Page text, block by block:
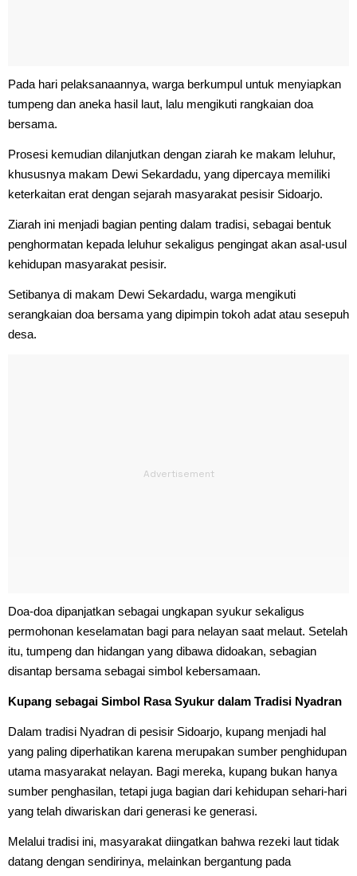
Pada hari pelaksanaannya, warga berkumpul untuk menyiapkan
tumpeng dan aneka hasil laut, lalu mengikuti rangkaian doa
bersama.
Prosesi kemudian dilanjutkan dengan ziarah ke makam leluhur,
khususnya makam Dewi Sekardadu, yang dipercaya memiliki
keterkaitan erat dengan sejarah masyarakat pesisir Sidoarjo.
Ziarah ini menjadi bagian penting dalam tradisi, sebagai bentuk
penghormatan kepada leluhur sekaligus pengingat akan asal-usul
kehidupan masyarakat pesisir.
Setibanya di makam Dewi Sekardadu, warga mengikuti
serangkaian doa bersama yang dipimpin tokoh adat atau sesepuh
desa.
Doa-doa dipanjatkan sebagai ungkapan syukur sekaligus
permohonan keselamatan bagi para nelayan saat melaut. Setelah
itu, tumpeng dan hidangan yang dibawa didoakan, sebagian
disantap bersama sebagai simbol kebersamaan.
Kupang sebagai Simbol Rasa Syukur dalam Tradisi Nyadran
Dalam tradisi Nyadran di pesisir Sidoarjo, kupang menjadi hal
yang paling diperhatikan karena merupakan sumber penghidupan
utama masyarakat nelayan. Bagi mereka, kupang bukan hanya
sumber penghasilan, tetapi juga bagian dari kehidupan sehari-hari
yang telah diwariskan dari generasi ke generasi.
Melalui tradisi ini, masyarakat diingatkan bahwa rezeki laut tidak
datang dengan sendirinya, melainkan bergantung pada